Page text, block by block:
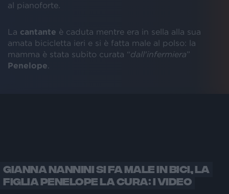
al pianoforte.
La cantante è caduta mentre era in sella alla sua
amata bicicletta ieri e si è fatta male al polso: la
mamma è stata subito curata “dall'infermiera”
Penelope
GIANNA NANNINI SI FA MALE IN BICI, LA
FIGLIA PENELOPE LA CURA: I VIDEO